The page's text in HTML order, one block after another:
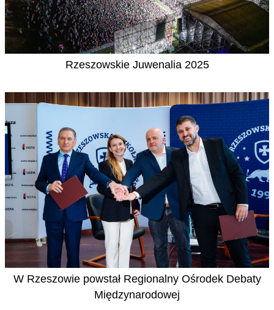
Rzeszowskie Juwenalia 2025
W Rzeszowie powstał Regionalny Ośrodek Debaty
Międzynarodowej